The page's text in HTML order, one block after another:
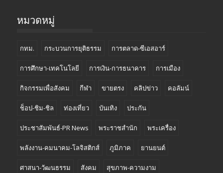
หมวดหมู่
กทม. กระบวนการยุติธรรม การตลาด-ซีเอสอาร์
การศึกษา-เทคโนโลยี การเงิน-การธนาคาร การเมือง
กิจกรรมเพื่อสังคม กีฬา ขายตรง คลิปข่าว คอลัมน์
ช็อป-ชิม-ชิล ท่องเที่ยว บันเทิง ประกัน
ประชาสัมพันธ์-PR News พระราชสำนัก พระเครื่อง
พลังงาน-คมนาคม-โลจิสติกส์ ภูมิภาค ยานยนต์
ศาสนา-วัฒนธรรม สังคม สุขภาพ-ความงาม